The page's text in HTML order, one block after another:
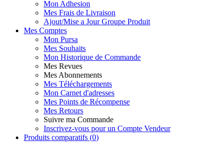
Mon Adhesion
Mes Frais de Livraison
Ajout/Mise a Jour Groupe Produit
Mes Comptes
Mon Pursa
Mes Souhaits
Mon Historique de Commande
Mes Revues
Mes Abonnements
Mes Téléchargements
Mon Carnet d'adresses
Mes Points de Récompense
Mes Retours
Suivre ma Commande
Inscrivez-vous pour un Compte Vendeur
Produits comparatifs (0)